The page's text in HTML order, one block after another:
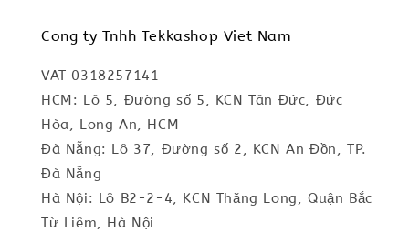
Cong ty Tnhh Tekkashop Viet Nam
VAT 0318257141
HCM: Lô 5, Đường số 5, KCN Tân Đức, Đức
Hòa, Long An, HCM
Đà Nẵng: Lô 37, Đường số 2, KCN An Đồn, TP.
Đà Nẵng
Hà Nội: Lô B2-2-4, KCN Thăng Long, Quận Bắc
Từ Liêm, Hà Nội